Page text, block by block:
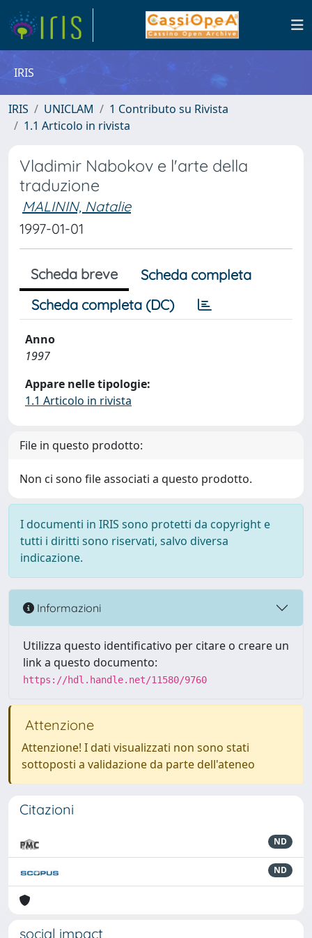
IRIS
IRIS UNICLAM
1 Contributo su Rivista
1.1 Articolo in rivista
Vladimir Nabokov e l'arte della
traduzione
MALININ, Natalie
1997-01-01
Scheda breve
Scheda completa
Scheda completa (DC)
Anno
1997
Appare nelle tipologie:
1.1 Articolo in rivista
File in questo prodotto:
Non ci sono file associati a questo prodotto.
I documenti in IRIS sono protetti da copyright e
tutti i diritti sono riservati, salvo diversa
indicazione.
Informazioni
Utilizza questo identificativo per citare o creare un
link a questo documento:
https://hdl.handle.net/11580/9760
Attenzione
Attenzione! I dati visualizzati non sono stati
sottoposti a validazione da parte dell'ateneo
Citazioni
ND
ND
social impact